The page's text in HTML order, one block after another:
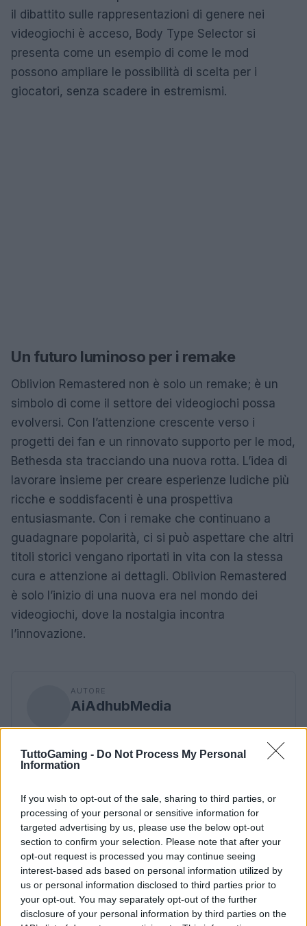
TuttoGaming - Do Not Process My Personal
Information
If you wish to opt-out of the sale, sharing to third parties, or
processing of your personal or sensitive information for
targeted advertising by us, please use the below opt-out
section to confirm your selection. Please note that after your
opt-out request is processed you may continue seeing
interest-based ads based on personal information utilized by
us or personal information disclosed to third parties prior to
your opt-out. You may separately opt-out of the further
disclosure of your personal information by third parties on the
il dibattito sulle rappresentazioni di genere nei
videogiochi è acceso, Body Type Selector si
presenta come un esempio di come le mod
possono ampliare le possibilità di scelta per i
giocatori, senza scadere in estremismi.
Un futuro luminoso per i remake
Oblivion Remastered non è solo un remake; è un
simbolo di come il settore dei videogiochi possa
evolversi. Con l’attenzione crescente verso i
progetti dei fan e un rinnovato supporto per le mod,
Bethesda sta tracciando una nuova rotta. L’idea di
lavorare insieme per creare esperienze ludiche più
ricche e soddisfacenti è una prospettiva
entusiasmante. Con i remake che continuano a
guadagnare popolarità, ci si può aspettare che altri
titoli storici vengano riportati in vita con la stessa
cura e attenzione ai dettagli. Oblivion Remastered
è solo l’inizio di una nuova era nel mondo dei
videogiochi, dove la nostalgia incontra
l’innovazione.
AUTORE
AiAdhubMedia